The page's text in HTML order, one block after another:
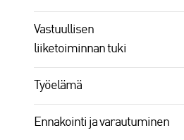
Vastuullisen
liiketoiminnan tuki
Työelämä
Ennakointi ja varautuminen